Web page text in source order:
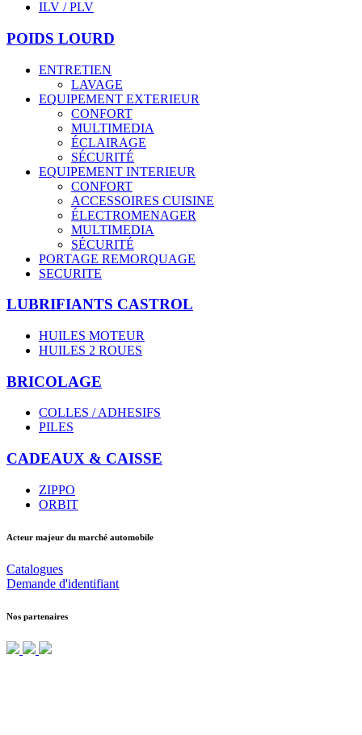
ILV / PLV
POIDS LOURD
ENTRETIEN
LAVAGE
EQUIPEMENT EXTERIEUR
CONFORT
MULTIMEDIA
ÉCLAIRAGE
SÉCURITÉ
EQUIPEMENT INTERIEUR
CONFORT
ACCESSOIRES CUISINE
ÉLECTROMENAGER
MULTIMEDIA
SÉCURITÉ
PORTAGE REMORQUAGE
SECURITE
LUBRIFIANTS CASTROL
HUILES MOTEUR
HUILES 2 ROUES
BRICOLAGE
COLLES / ADHESIFS
PILES
CADEAUX & CAISSE
ZIPPO
ORBIT
Acteur majeur du marché automobile
Catalogues
Demande d'identifiant
Nos partenaires